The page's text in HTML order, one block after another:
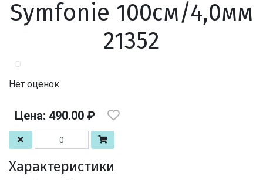
Symfonie 100см/4,0мм
21352
Нет оценок
Цена: 490.00 ₽
Характеристики